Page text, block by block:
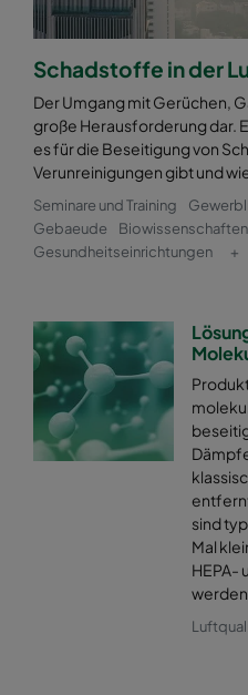
Schadstoffe in der
Der Umgang mit Gerüchen,
große Herausforderung dar.
es für die Beseitigung von
Verunreinigungen gibt und
Seminare und Training
Gebaeude
Gesundheitseinrichtungen
+
sind
Mal
HEPA-